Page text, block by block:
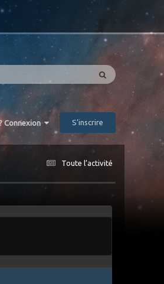
Connexion S’inscrire
Toute l’activité